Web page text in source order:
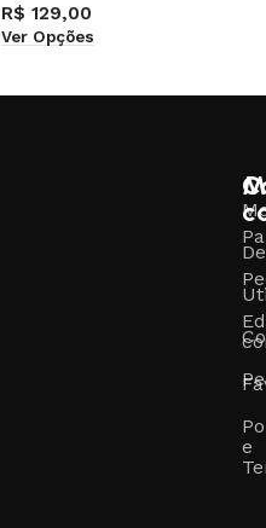
R$ 129,00
Ver Opções
e